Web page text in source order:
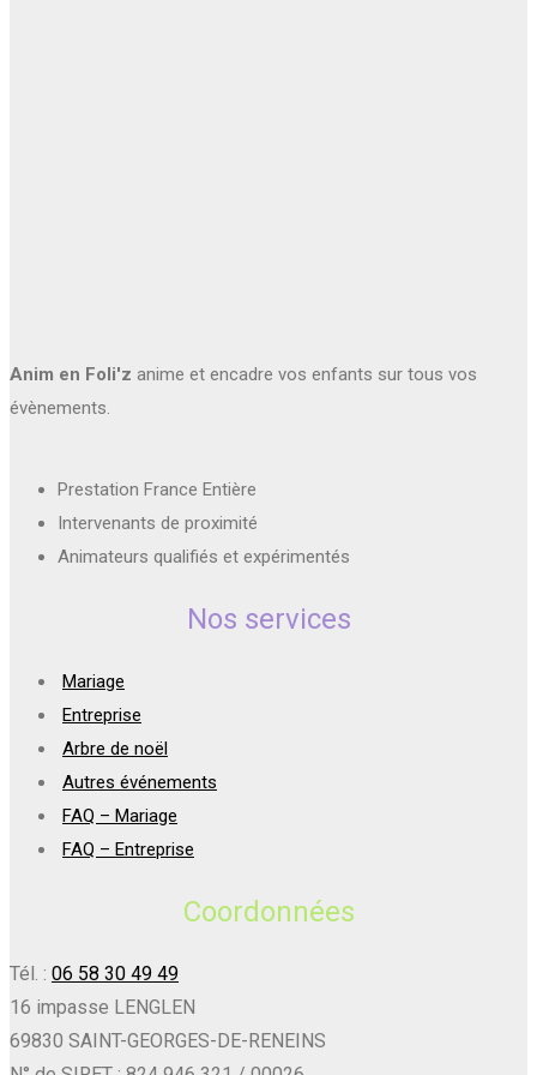
Anim en Foli'z anime et encadre vos enfants sur tous vos
évènements.
Prestation France Entière
Intervenants de proximité
Animateurs qualifiés et expérimentés
Nos services
Mariage
Entreprise
Arbre de noël
Autres événements
FAQ – Mariage
FAQ – Entreprise
Coordonnées
Tél. : 06 58 30 49 49
16 impasse LENGLEN
69830 SAINT-GEORGES-DE-RENEINS